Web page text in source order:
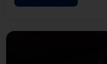
Technologien die